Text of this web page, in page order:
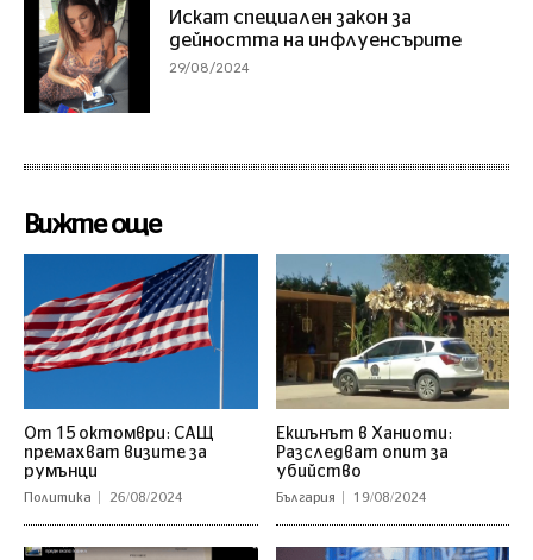
Искат специален закон за
дейността на инфлуенсърите
29/08/2024
Вижте още
От 15 октомври: САЩ
премахват визите за
румънци
Политика 26/08/2024
Екшънът в Ханиоти:
Разследват опит за
убийство
България 19/08/2024